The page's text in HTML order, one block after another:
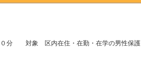
０分 対象 区内在住・在勤・在学の男性保護